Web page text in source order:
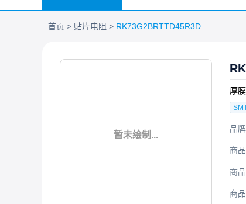
首页 贴片电阻 RK73G2BRTTD45R3D
暂未绘制...
厚
品
商
商
商